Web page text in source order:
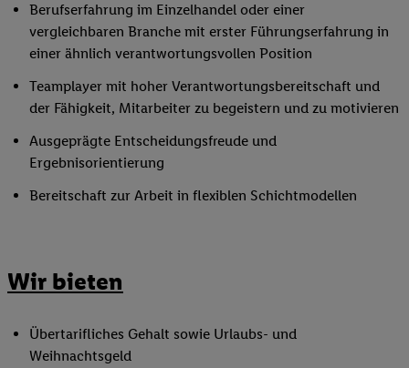
Berufserfahrung im Einzelhandel oder einer
vergleichbaren Branche mit erster Führungserfahrung in
einer ähnlich verantwortungsvollen Position
Teamplayer mit hoher Verantwortungsbereitschaft und
der Fähigkeit, Mitarbeiter zu begeistern und zu motivieren
Ausgeprägte Entscheidungsfreude und
Ergebnisorientierung
Bereitschaft zur Arbeit in flexiblen Schichtmodellen
Wir bieten
Übertarifliches Gehalt sowie Urlaubs- und
Weihnachtsgeld